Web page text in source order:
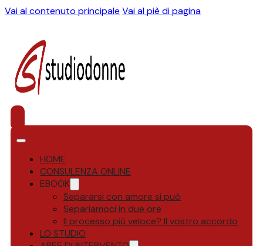
Vai al contenuto principale Vai al piè di pagina
HOME
CONSULENZA ONLINE
EBOOK
Separarsi con amore si può
Separiamoci in due ore
Il processo più veloce? Il vostro accordo
LO STUDIO